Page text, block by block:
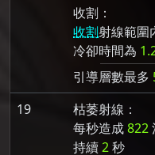
收割：
收割射線範圍
冷卻時間為
引導層數最多
19
枯萎射線：
每秒造成822
持續2秒